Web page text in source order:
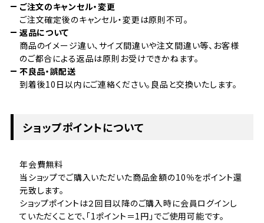
ご注文のキャンセル・変更
ご注文確定後のキャンセル・変更は原則不可。
返品について
商品のイメージ違い、サイズ間違いや注文間違い等、お客様
のご都合による返品は原則お受けできかねます。
不良品・誤配送
到着後10日以内にご連絡ください。良品と交換いたします。
ショップポイントについて
年会費無料
当ショップでご購入いただいた商品金額の10％をポイント還
元致します。
ショップポイントは２回目以降のご購入時に会員ログインし
ていただくことで、「1ポイント＝1円」でご使用可能です。